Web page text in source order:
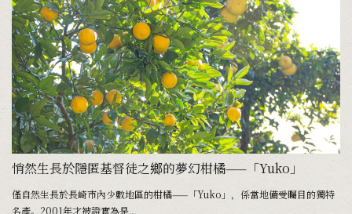
悄然生長於隱匿基督徒之鄉的夢幻柑橘——「Yuko」
僅自然生長於長崎市內少數地區的柑橘——「Yuko」，係當地備受矚目的獨特
名產。2001年才被證實為是...